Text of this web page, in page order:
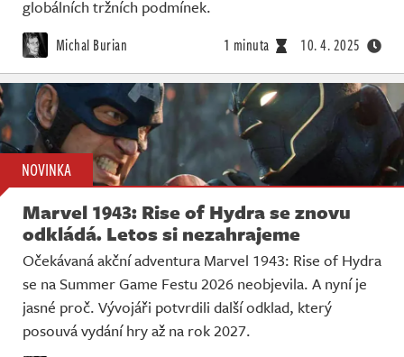
globálních tržních podmínek.
Michal Burian 1 minuta 10. 4. 2025
NOVINKA
Marvel 1943: Rise of Hydra se znovu
odkládá. Letos si nezahrajeme
Očekávaná akční adventura Marvel 1943: Rise of Hydra
se na Summer Game Festu 2026 neobjevila. A nyní je
jasné proč. Vývojáři potvrdili další odklad, který
posouvá vydání hry až na rok 2027.